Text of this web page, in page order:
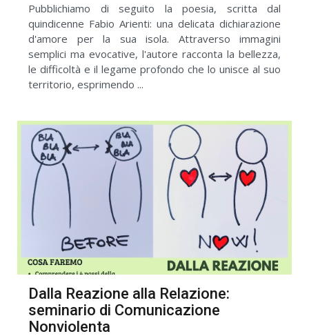
Pubblichiamo di seguito la poesia, scritta dal
quindicenne Fabio Arienti: una delicata dichiarazione
d'amore per la sua isola. Attraverso immagini
semplici ma evocative, l'autore racconta la bellezza,
le difficoltà e il legame profondo che lo unisce al suo
territorio, esprimendo ...
Dalla Reazione alla Relazione:
seminario di Comunicazione
Nonviolenta